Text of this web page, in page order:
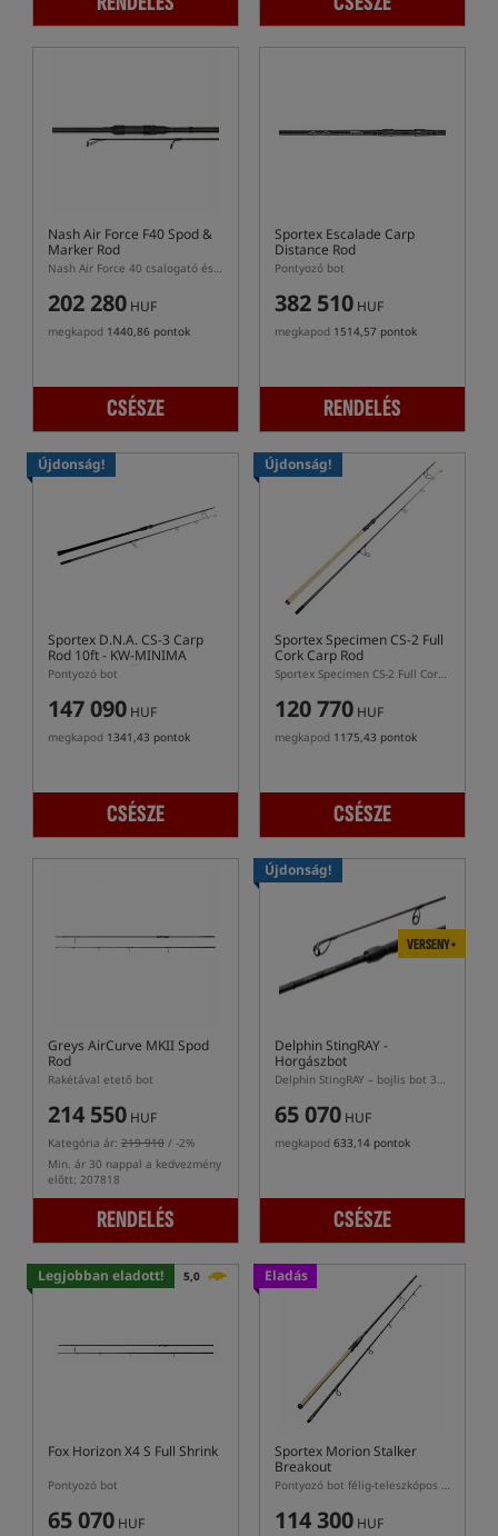
Nash Air Force F40 Spod &
Marker Rod
Nash Air Force 40 csalogató és jelölő horgászbot
202 280 HUF
megkapod 1440,86 pontok
CSÉSZE
Sportex Escalade Carp
Distance Rod
Pontyozó bot
382 510 HUF
megkapod 1514,57 pontok
RENDELÉS
Újdonság!
Sportex D.N.A. CS-3 Carp
Rod 10ft- KW-MINIMA
vezetékvezetők
Pontyozó bot
147 090 HUF
megkapod 1341,43 pontok
CSÉSZE
Újdonság!
Sportex Specimen CS-2 Full
Cork Carp Rod
Sportex Specimen CS-2 Full Cork Carp Rod – parafa nyéllel ellátott pontyozó bot
120 770 HUF
megkapod 1175,43 pontok
CSÉSZE
Greys AirCurve MKII Spod
Rod
Rakétával etető bot
214 550 HUF
Kategória ár: 219 910 / -2%
Min. ár 30 nappal a kedvezmény
előtt: 207818
RENDELÉS
Újdonság!
VERSENY+
Delphin StingRAY-
Horgászbot
pontyhorgászathoz
Delphin StingRAY – bojlis bot 30T bottesttel és XEAT nyéllel
65 070 HUF
megkapod 633,14 pontok
CSÉSZE
Legjobban eladott! 5,0
Fox Horizon X4 S Full Shrink
Pontyozó bot
65 070 HUF
Eladás
Sportex Morion Stalker
Breakout
Pontyozó bot félig-teleszkópos alsó résszel
114 300 HUF